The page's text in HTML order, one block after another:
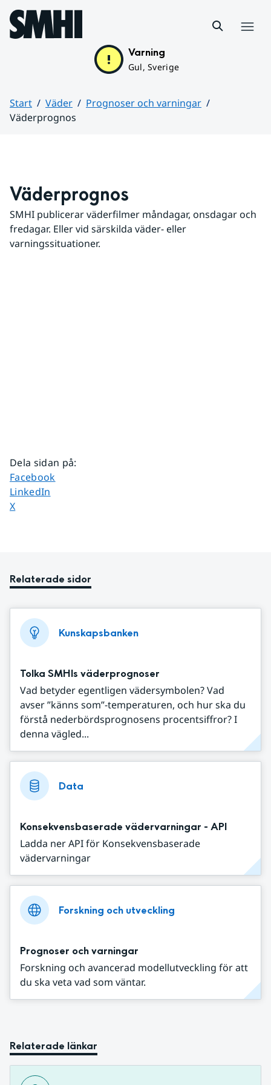
Hoppa till sidans innehåll
Varning
Gul, Sverige
Start Väder
Prognoser och varningar
Väderprognos
Väderprognos
SMHI publicerar väderfilmer måndagar, onsdagar och
fredagar. Eller vid särskilda väder- eller
varningssituationer.
Dela sidan på:
Dela sidan på
Facebook
Dela sidan på
LinkedIn
Dela sidan på
X
Relaterade sidor
Kunskapsbanken
Tolka SMHIs väderprognoser
Vad betyder egentligen vädersymbolen? Vad
avser ”känns som”-temperaturen, och hur ska du
förstå nederbördsprognosens procentsiffror? I
denna vägled...
Data
Konsekvensbaserade vädervarningar - API
Ladda ner API för Konsekvensbaserade
vädervarningar
Forskning och utveckling
Prognoser och varningar
Forskning och avancerad modellutveckling för att
du ska veta vad som väntar.
Relaterade länkar